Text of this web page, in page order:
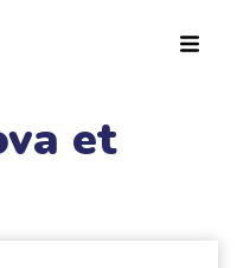
et